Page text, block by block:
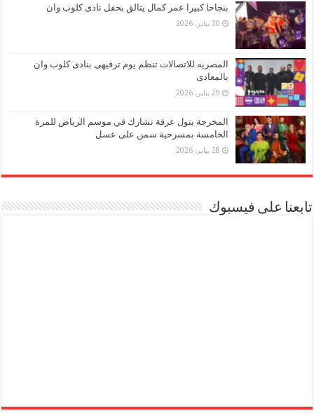
بنجاحا كبيرا عمر كمال يتالق بحفل نادى كلوب وان
30 يناير، 2026
المصريه للاتصالات تنظم يوم ترفيهى بنادى كلوب وان
بالمعادى
29 يناير، 2026
المخرجة بتول عرفة تشارك في موسم الرياض للمرة
الخامسة بمسرحية سمن على عسل
28 يناير، 2026
تابعنا على فيسبوك